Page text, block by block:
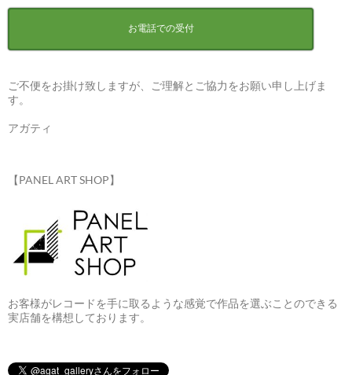
お電話での受付
ご不便をお掛け致しますが、ご理解とご協力をお願い申し上げま
す。
アガティ
【PANEL ART SHOP】
お客様がレコードを手に取るような感覚で作品を選ぶことのできる
実店舗を構想しております。